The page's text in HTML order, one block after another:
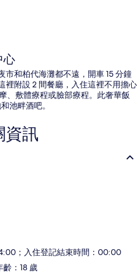
心
和柏代海灘都不遠，開車 15 分鐘
裡附設 2 間餐廳，入住這裡不用擔心
、敷體療程或臉部療程。此奢華飯
池畔酒吧。
資訊
；入住登記結束時間：00:00
：18 歲